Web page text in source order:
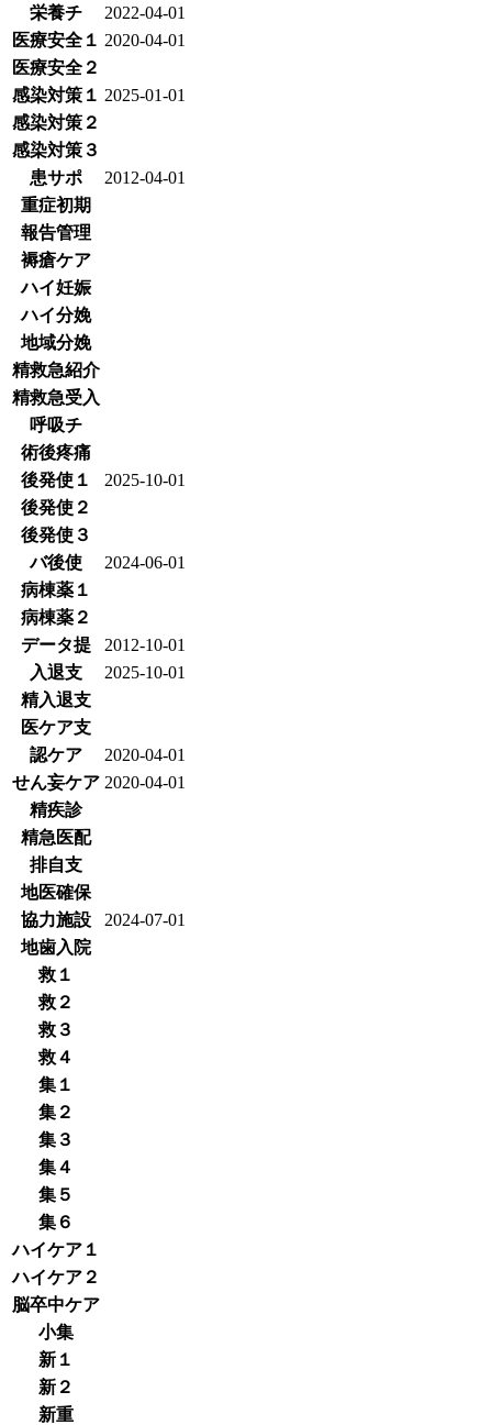
栄養チ
2022-04-01
医療安全１ 2020-04-01
医療安全２
感染対策１ 2025-01-01
感染対策２
感染対策３
患サポ
2012-04-01
重症初期
報告管理
褥瘡ケア
ハイ妊娠
ハイ分娩
地域分娩
精救急紹介
精救急受入
呼吸チ
術後疼痛
後発使１
2025-10-01
後発使２
後発使３
バ後使
2024-06-01
病棟薬１
病棟薬２
データ提
2012-10-01
入退支
2025-10-01
精入退支
医ケア支
認ケア
2020-04-01
せん妄ケア 2020-04-01
精疾診
精急医配
排自支
地医確保
協力施設
2024-07-01
地歯入院
救１
救２
救３
救４
集１
集２
集３
集４
集５
集６
ハイケア１
ハイケア２
脳卒中ケア
小集
新１
新２
新重